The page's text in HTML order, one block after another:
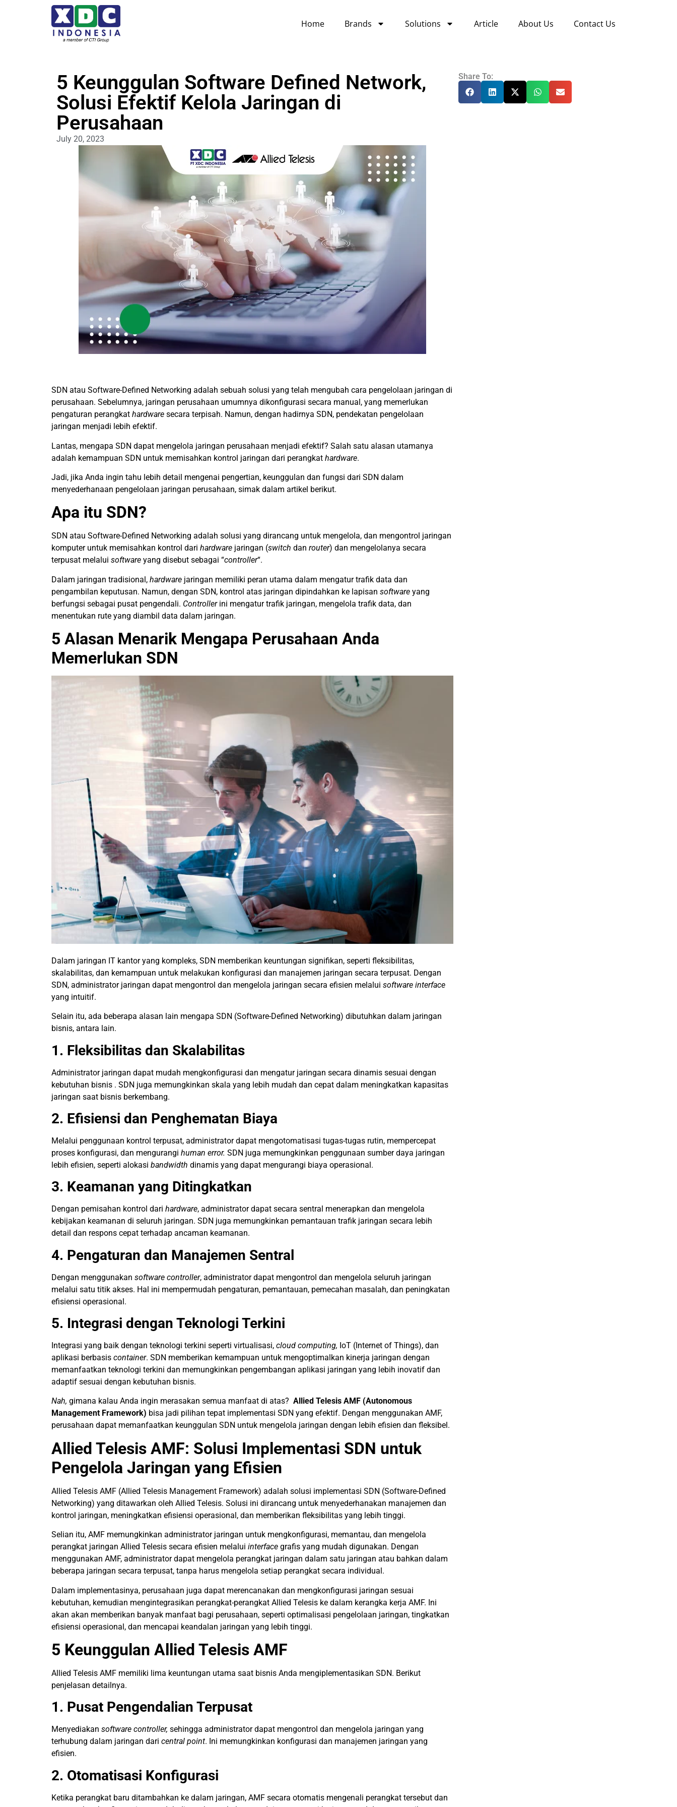
Home Brands Solutions Article About Us Contact Us
5 Keunggulan Software Defined Network,
Solusi Efektif Kelola Jaringan di
Perusahaan
July 20, 2023
Share To:
SDN atau Software-Defined Networking adalah sebuah solusi yang telah mengubah cara pengelolaan jaringan di
perusahaan. Sebelumnya, jaringan perusahaan umumnya dikonfigurasi secara manual, yang memerlukan
pengaturan perangkat hardware secara terpisah. Namun, dengan hadirnya SDN, pendekatan pengelolaan
jaringan menjadi lebih efektif.
Lantas, mengapa SDN dapat mengelola jaringan perusahaan menjadi efektif? Salah satu alasan utamanya
adalah kemampuan SDN untuk memisahkan kontrol jaringan dari perangkat hardware.
Jadi, jika Anda ingin tahu lebih detail mengenai pengertian, keunggulan dan fungsi dari SDN dalam
menyederhanaan pengelolaan jaringan perusahaan, simak dalam artikel berikut.
Apa itu SDN?
SDN atau Software-Defined Networking adalah solusi yang dirancang untuk mengelola, dan mengontrol jaringan
komputer untuk memisahkan kontrol dari hardware jaringan (switch dan router) dan mengelolanya secara
terpusat melalui software yang disebut sebagai “controller“.
Dalam jaringan tradisional, hardware jaringan memiliki peran utama dalam mengatur trafik data dan
pengambilan keputusan. Namun, dengan SDN, kontrol atas jaringan dipindahkan ke lapisan software yang
berfungsi sebagai pusat pengendali. Controller ini mengatur trafik jaringan, mengelola trafik data, dan
menentukan rute yang diambil data dalam jaringan.
5 Alasan Menarik Mengapa Perusahaan Anda
Memerlukan SDN
Dalam jaringan IT kantor yang kompleks, SDN memberikan keuntungan signifikan, seperti fleksibilitas,
skalabilitas, dan kemampuan untuk melakukan konfigurasi dan manajemen jaringan secara terpusat. Dengan
SDN, administrator jaringan dapat mengontrol dan mengelola jaringan secara efisien melalui software interface
yang intuitif.
Selain itu, ada beberapa alasan lain mengapa SDN (Software-Defined Networking) dibutuhkan dalam jaringan
bisnis, antara lain.
1. Fleksibilitas dan Skalabilitas
Administrator jaringan dapat mudah mengkonfigurasi dan mengatur jaringan secara dinamis sesuai dengan
kebutuhan bisnis . SDN juga memungkinkan skala yang lebih mudah dan cepat dalam meningkatkan kapasitas
jaringan saat bisnis berkembang.
2. Efisiensi dan Penghematan Biaya
Melalui penggunaan kontrol terpusat, administrator dapat mengotomatisasi tugas-tugas rutin, mempercepat
proses konfigurasi, dan mengurangi human error. SDN juga memungkinkan penggunaan sumber daya jaringan
lebih efisien, seperti alokasi bandwidth dinamis yang dapat mengurangi biaya operasional.
3. Keamanan yang Ditingkatkan
Dengan pemisahan kontrol dari hardware, administrator dapat secara sentral menerapkan dan mengelola
kebijakan keamanan di seluruh jaringan. SDN juga memungkinkan pemantauan trafik jaringan secara lebih
detail dan respons cepat terhadap ancaman keamanan.
4. Pengaturan dan Manajemen Sentral
Dengan menggunakan software controller, administrator dapat mengontrol dan mengelola seluruh jaringan
melalui satu titik akses. Hal ini mempermudah pengaturan, pemantauan, pemecahan masalah, dan peningkatan
efisiensi operasional.
5. Integrasi dengan Teknologi Terkini
Integrasi yang baik dengan teknologi terkini seperti virtualisasi, cloud computing, IoT (Internet of Things), dan
aplikasi berbasis container. SDN memberikan kemampuan untuk mengoptimalkan kinerja jaringan dengan
memanfaatkan teknologi terkini dan memungkinkan pengembangan aplikasi jaringan yang lebih inovatif dan
adaptif sesuai dengan kebutuhan bisnis.
Nah, gimana kalau Anda ingin merasakan semua manfaat di atas? Allied Telesis AMF (Autonomous
Management Framework) bisa jadi pilihan tepat implementasi SDN yang efektif. Dengan menggunakan AMF,
perusahaan dapat memanfaatkan keunggulan SDN untuk mengelola jaringan dengan lebih efisien dan fleksibel.
Allied Telesis AMF: Solusi Implementasi SDN untuk
Pengelola Jaringan yang Efisien
Allied Telesis AMF (Allied Telesis Management Framework) adalah solusi implementasi SDN (Software-Defined
Networking) yang ditawarkan oleh Allied Telesis. Solusi ini dirancang untuk menyederhanakan manajemen dan
kontrol jaringan, meningkatkan efisiensi operasional, dan memberikan fleksibilitas yang lebih tinggi.
Selian itu, AMF memungkinkan administrator jaringan untuk mengkonfigurasi, memantau, dan mengelola
perangkat jaringan Allied Telesis secara efisien melalui interface grafis yang mudah digunakan. Dengan
menggunakan AMF, administrator dapat mengelola perangkat jaringan dalam satu jaringan atau bahkan dalam
beberapa jaringan secara terpusat, tanpa harus mengelola setiap perangkat secara individual.
Dalam implementasinya, perusahaan juga dapat merencanakan dan mengkonfigurasi jaringan sesuai
kebutuhan, kemudian mengintegrasikan perangkat-perangkat Allied Telesis ke dalam kerangka kerja AMF. Ini
akan akan memberikan banyak manfaat bagi perusahaan, seperti optimalisasi pengelolaan jaringan, tingkatkan
efisiensi operasional, dan mencapai keandalan jaringan yang lebih tinggi.
5 Keunggulan Allied Telesis AMF
Allied Telesis AMF memiliki lima keuntungan utama saat bisnis Anda mengiplementasikan SDN. Berikut
penjelasan detailnya.
1. Pusat Pengendalian Terpusat
Menyediakan software controller, sehingga administrator dapat mengontrol dan mengelola jaringan yang
terhubung dalam jaringan dari central point. Ini memungkinkan konfigurasi dan manajemen jaringan yang
efisien.
2. Otomatisasi Konfigurasi
Ketika perangkat baru ditambahkan ke dalam jaringan, AMF secara otomatis mengenali perangkat tersebut dan